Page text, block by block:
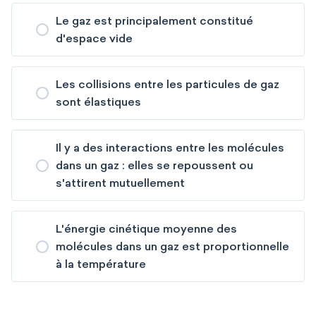
Le gaz est principalement constitué
d'espace vide
Les collisions entre les particules de gaz
sont élastiques
Il y a des interactions entre les molécules
dans un gaz : elles se repoussent ou
s'attirent mutuellement
L'énergie cinétique moyenne des
molécules dans un gaz est proportionnelle
à la température